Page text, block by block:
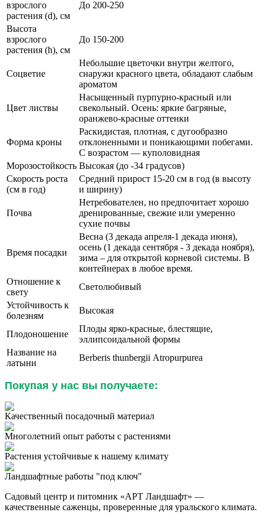
взрослого
растения (d), см
До 200-250
Высота
взрослого
растения (h), см
До 150-200
Соцветие
Небольшие цветочки внутри желтого,
снаружи красного цвета, обладают слабым
ароматом
Цвет листвы
Насыщенный пурпурно-красный или
свекольный. Осень: яркие багряные,
оранжево-красные оттенки
Форма кроны
Раскидистая, плотная, с дугообразно
отклоненными и поникающими побегами.
С возрастом — куполовидная
Морозостойкость Высокая (до -34 градусов)
Скорость роста
(см в год)
Средний прирост 15-20 см в год (в высоту
и ширину)
Почва
Нетребователен, но предпочитает хорошо
дренированные, свежие или умеренно
сухие почвы
Время посадки
Весна (3 декада апреля-1 декада июня),
осень (1 декада сентября - 3 декада ноября),
зима – для открытой корневой системы. В
контейнерах в любое время.
Отношение к
свету
Светолюбивый
Устойчивость к
болезням
Высокая
Плодоношение
Плоды ярко-красные, блестящие,
эллипсоидальной формы
Название на
латыни
Berberis thunbergii Atropurpurea
Покупая у нас вы получаете:
Качественный посадочный материал
Многолетний опыт работы с растениями
Растения устойчивые к нашему климату
Ландшафтные работы "под ключ"
Садовый центр и питомник «АРТ Ландшафт» —
качественные саженцы, проверенные для уральского климата.